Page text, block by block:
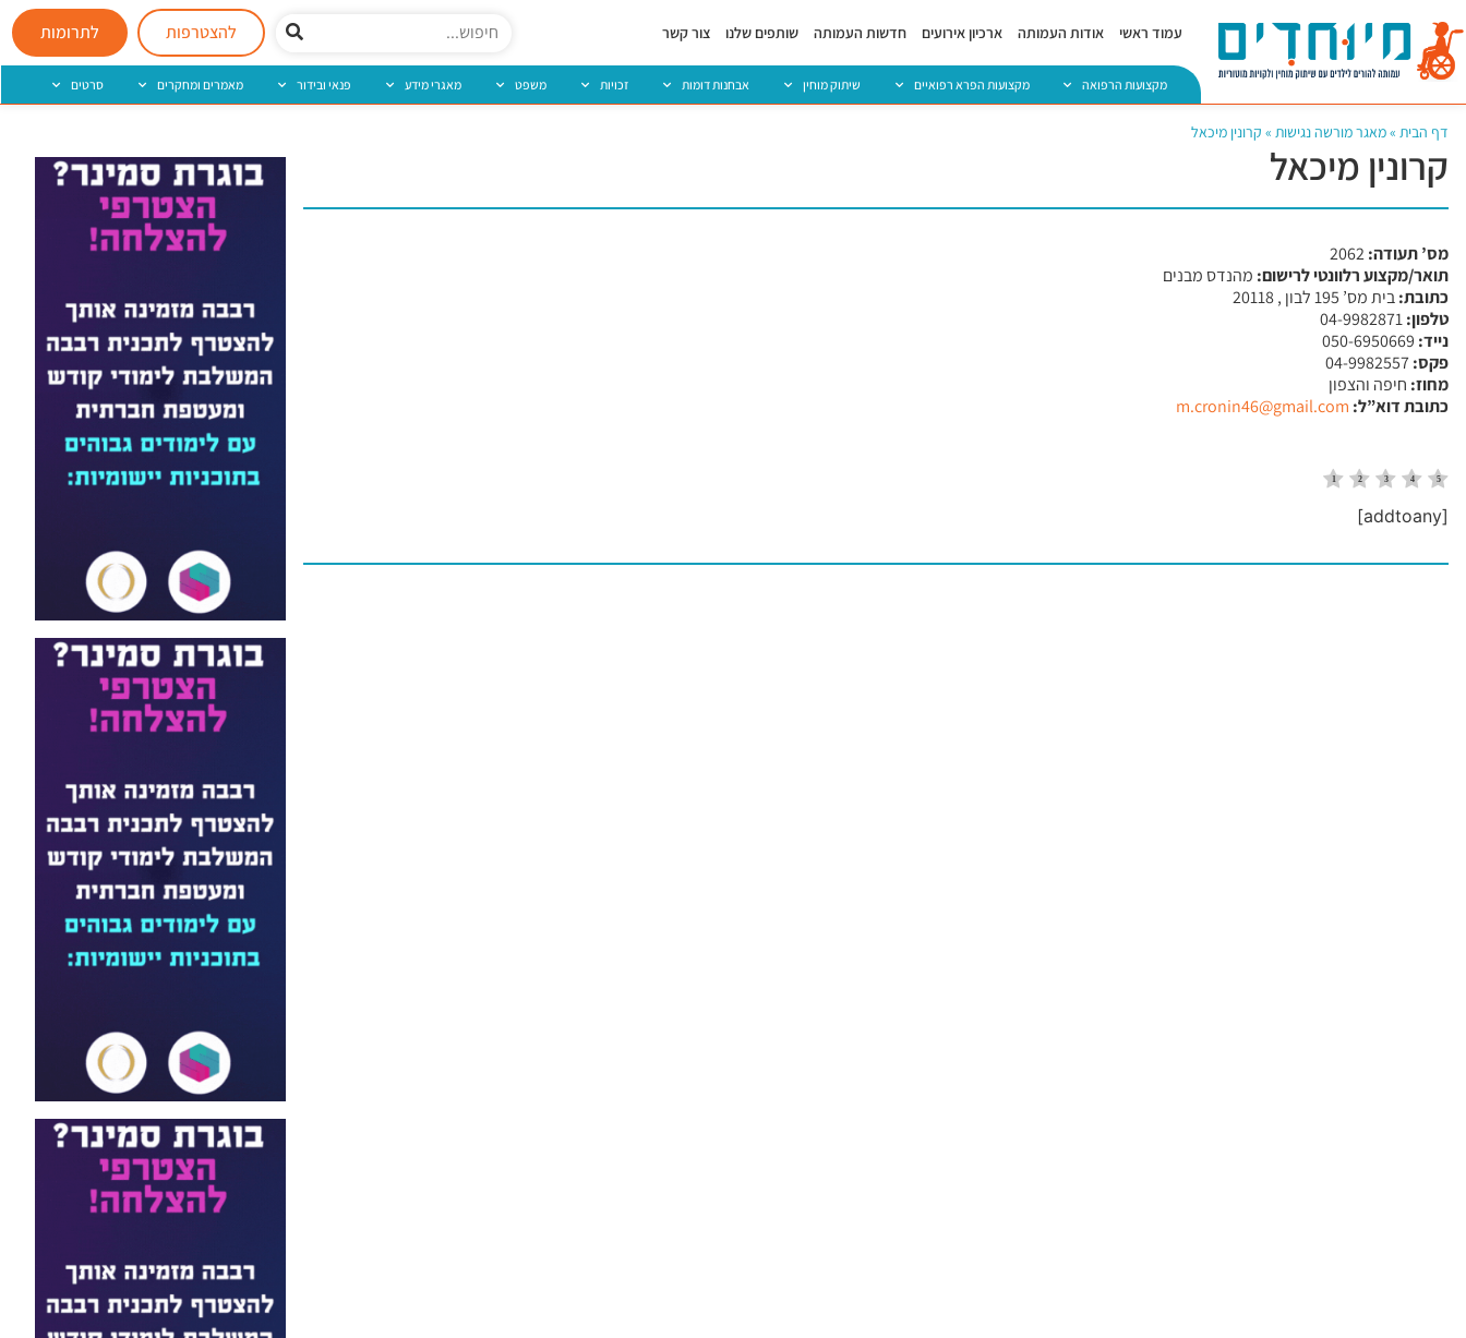
עמוד ראשי אודות העמותה ארכיון אירועים חדשות העמותה שותפים שלנו צור קשר להצטרפות לתרומות
מקצועות הרפואה מקצועות הפרא רפואיים שיתוק מוחין אבחנות דומות זכויות משפט מאגרי מידע פנאי ובידור מאמרים ומחקרים סרטים
דף הבית »מאגר מורשה נגישות » קרונין מיכאל
קרונין מיכאל
מס’ תעודה:
תואר/מקצוע רלוונטי לרישום: מהנדס מבנים
כתובת:בית מס’ 195 לבון , 20118
טלפון:
נייד:
פקס:
מחוז: חיפה והצפון
כתובת דוא”ל: m.cronin46@gmail.com
[addtoany]